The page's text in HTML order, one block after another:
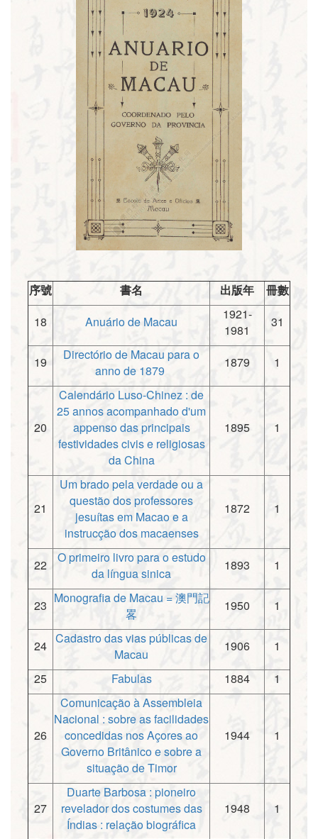
序號 書名 出版年
冊數
18
Anuário de Macau
1921-
1981
31
19
Directório de Macau para o
anno de 1879
1879 1
20
Calendário Luso-Chinez : de
25 annos acompanhado d'um
appenso das principais
festividades civis e religiosas
da China
1895 1
21
Um brado pela verdade ou a
questão dos professores
jesuítas em Macao e a
instrucção dos macaenses
1872 1
22
O primeiro livro para o estudo
da língua sinica
1893 1
23 Monografia de Macau = 澳門記
畧
1950 1
24 Cadastro das vias públicas de
Macau
1906
1
25
Fabulas 1884 1
26
Comunicação à Assembleia
Nacional : sobre as facilidades
concedidas nos Açores ao
Governo Britânico e sobre a
situação de Timor
1944 1
27
Duarte Barbosa : pioneiro
revelador dos costumes das
Índias : relação biográfica
1948 1